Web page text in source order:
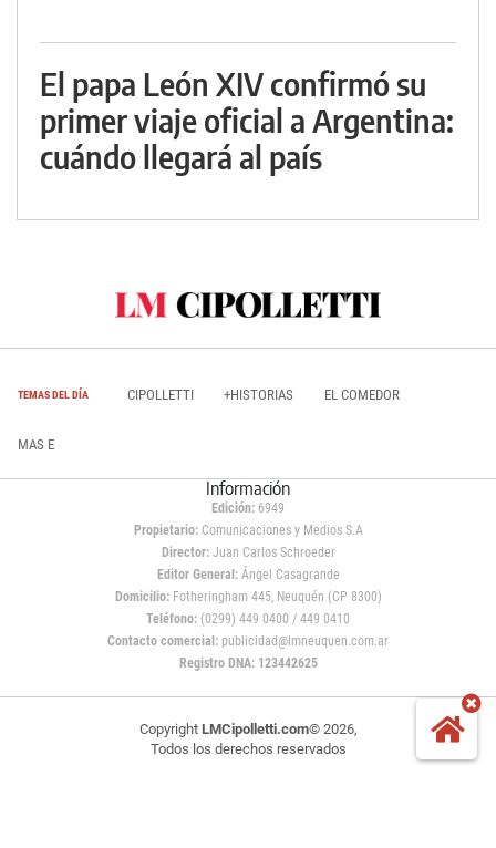
El papa León XIV confirmó su
primer viaje oficial a Argentina:
cuándo llegará al país
TEMAS DEL DÍA CIPOLLETTI +HISTORIAS EL COMEDOR
MAS E
Información
Edición: 6949
Propietario:Comunicaciones y Medios S.A
Director: Juan Carlos Schroeder
Editor General:Ángel Casagrande
Domicilio:Fotheringham 445, Neuquén (CP 8300)
Teléfono: (0299) 449 0400 / 449 0410
Contacto comercial: publicidad@lmneuquen.com.ar
Registro DNA: 123442625
Copyright LMCipolletti.com© 2026,
Todos los derechos reservados